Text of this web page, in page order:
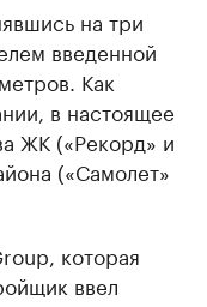
на три
введенной
Как
в настоящее
ЖК («Рекорд» и
(«Самолет»
которая
ввел